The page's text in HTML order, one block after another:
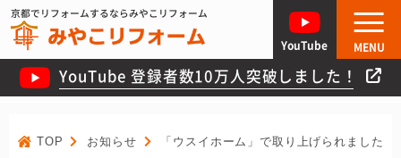
京都でリフォームするならみやこリフォーム
YouTube 登録者数10万人突破しました！
YouTube MENU
TOP お知らせ 「ウスイホーム」で取り上げられました！